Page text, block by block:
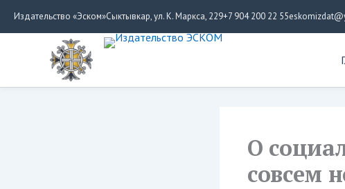
содержимому
Издательство «Эском»Сыктывкар, ул. К. Маркса, 229+7 904 200 22 55
О
совсем